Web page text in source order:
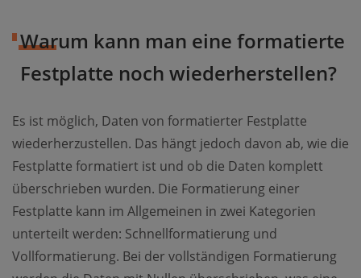
Warum kann man eine formatierte
Festplatte noch wiederherstellen?
Es ist möglich, Daten von formatierter Festplatte
wiederherzustellen. Das hängt jedoch davon ab, wie die
Festplatte formatiert ist und ob die Daten komplett
überschrieben wurden. Die Formatierung einer
Festplatte kann im Allgemeinen in zwei Kategorien
unterteilt werden: Schnellformatierung und
Vollformatierung. Bei der vollständigen Formatierung